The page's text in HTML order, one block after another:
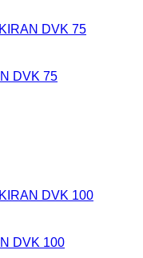
DVK 75
DVK 100